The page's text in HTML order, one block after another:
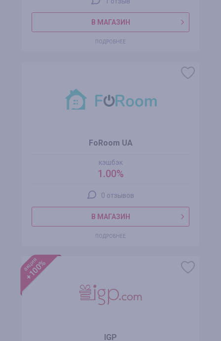
В МАГАЗИН
ПОДРОБНЕЕ
FoRoom UA
кэшбэк
1.00%
0 отзывов
В МАГАЗИН
ПОДРОБНЕЕ
акция
+100%
IGP